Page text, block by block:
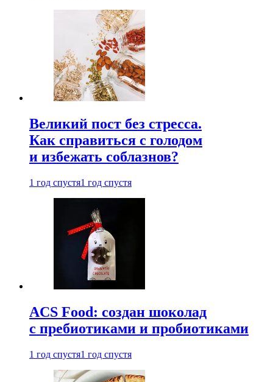
Великий пост без стресса.
Как справиться с голодом
и избежать соблазнов?
1 год спустя1 год спустя
ACS Food: создан шоколад
с пребиотиками и пробиотиками
1 год спустя1 год спустя